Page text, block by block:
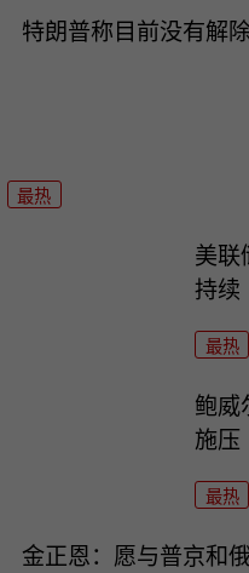
特朗普称目前没有解
最热
美联
持续
最热
鲍威
施压
最热
金正恩：愿与普京和